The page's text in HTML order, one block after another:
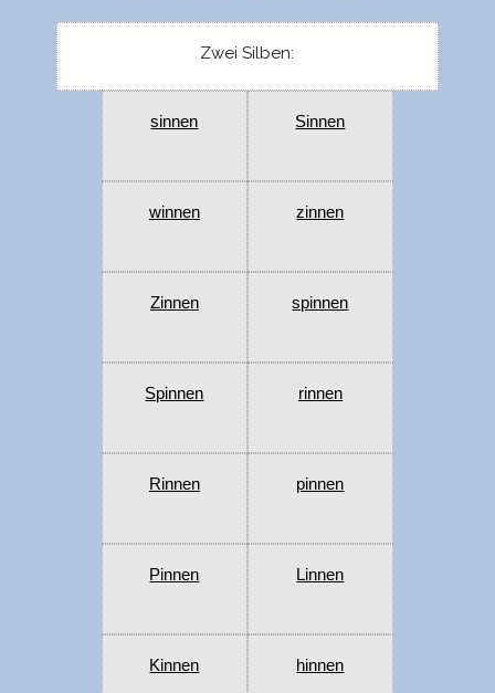
Zwei Silben:
sinnen Sinnen
winnen zinnen
Zinnen spinnen
Spinnen rinnen
Rinnen pinnen
Pinnen Linnen
Kinnen hinnen